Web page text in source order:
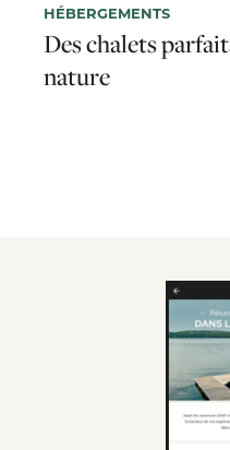
HÉBERGEMENTS
Des chalets
nature